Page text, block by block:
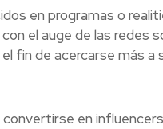
en programas o
el auge de las redes
fin de acercarse más a
en